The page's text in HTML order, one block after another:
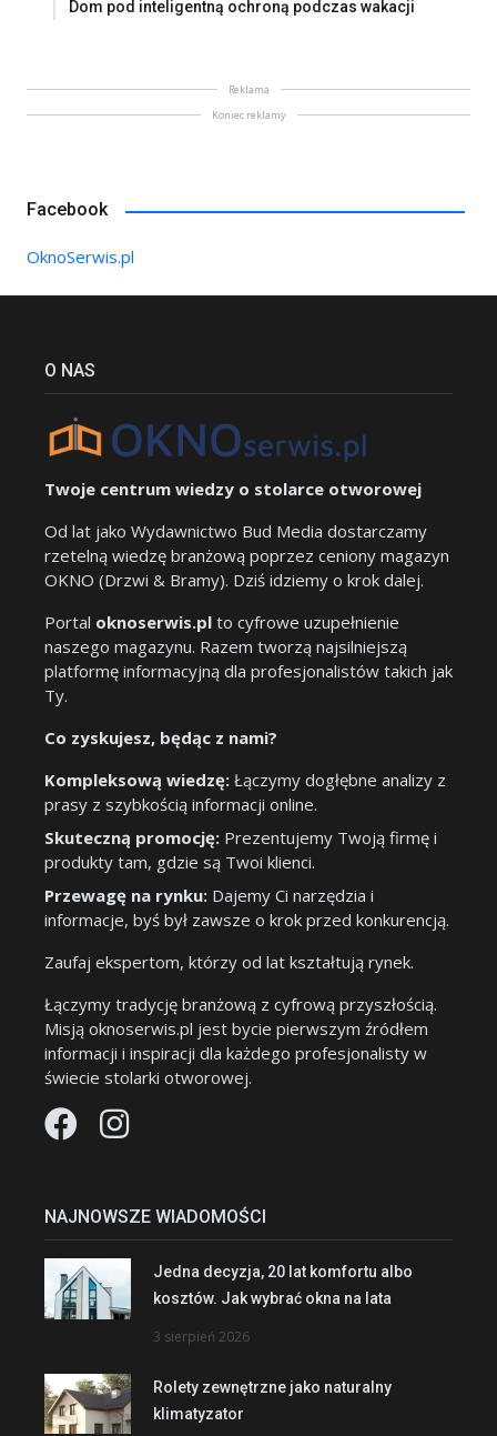
Dom pod inteligentną ochroną podczas wakacji
Reklama
Koniec reklamy
Facebook
OknoSerwis.pl
O NAS
Twoje centrum wiedzy o stolarce otworowej
Od lat jako Wydawnictwo Bud Media dostarczamy
rzetelną wiedzę branżową poprzez ceniony magazyn
OKNO (Drzwi & Bramy). Dziś idziemy o krok dalej.
Portal oknoserwis.pl to cyfrowe uzupełnienie
naszego magazynu. Razem tworzą najsilniejszą
platformę informacyjną dla profesjonalistów takich jak
Ty.
Co zyskujesz, będąc z nami?
Kompleksową wiedzę: Łączymy dogłębne analizy z
prasy z szybkością informacji online.
Skuteczną promocję: Prezentujemy Twoją firmę i
produkty tam, gdzie są Twoi klienci.
Przewagę na rynku: Dajemy Ci narzędzia i
informacje, byś był zawsze o krok przed konkurencją.
Zaufaj ekspertom, którzy od lat kształtują rynek.
Łączymy tradycję branżową z cyfrową przyszłością.
Misją oknoserwis.pl jest bycie pierwszym źródłem
informacji i inspiracji dla każdego profesjonalisty w
świecie stolarki otworowej.
NAJNOWSZE WIADOMOŚCI
Jedna decyzja, 20 lat komfortu albo
kosztów. Jak wybrać okna na lata
3 sierpień 2026
Rolety zewnętrzne jako naturalny
klimatyzator